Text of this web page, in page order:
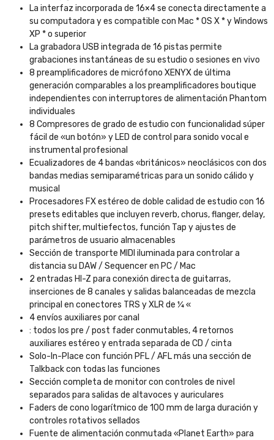
La interfaz incorporada de 16×4 se conecta directamente a
su computadora y es compatible con Mac * OS X * y Windows
XP * o superior
La grabadora USB integrada de 16 pistas permite
grabaciones instantáneas de su estudio o sesiones en vivo
8 preamplificadores de micrófono XENYX de última
generación comparables a los preamplificadores boutique
independientes con interruptores de alimentación Phantom
individuales
8 Compresores de grado de estudio con funcionalidad súper
fácil de «un botón» y LED de control para sonido vocal e
instrumental profesional
Ecualizadores de 4 bandas «británicos» neoclásicos con dos
bandas medias semiparamétricas para un sonido cálido y
musical
Procesadores FX estéreo de doble calidad de estudio con 16
presets editables que incluyen reverb, chorus, flanger, delay,
pitch shifter, multiefectos, función Tap y ajustes de
parámetros de usuario almacenables
Sección de transporte MIDI iluminada para controlar a
distancia su DAW / Sequencer en PC / Mac
2 entradas HI-Z para conexión directa de guitarras,
inserciones de 8 canales y salidas balanceadas de mezcla
principal en conectores TRS y XLR de ¼ «
4 envíos auxiliares por canal
: todos los pre / post fader conmutables, 4 retornos
auxiliares estéreo y entrada separada de CD / cinta
Solo-In-Place con función PFL / AFL más una sección de
Talkback con todas las funciones
Sección completa de monitor con controles de nivel
separados para salidas de altavoces y auriculares
Faders de cono logarítmico de 100 mm de larga duración y
controles rotativos sellados
Fuente de alimentación conmutada «Planet Earth» para